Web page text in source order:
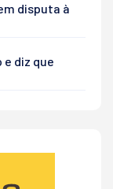
disputa à
diz que